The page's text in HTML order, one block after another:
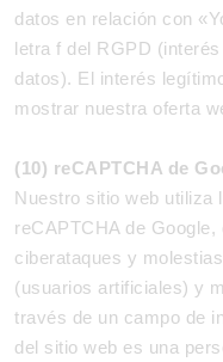
datos en relación con
letra f del RGPD
datos). El interés
mostrar nuestra oferta
(10) reCAPTCHA de
Nuestro sitio web utiliza
reCAPTCHA de
ciberataques y
(usuarios artificiales) y
través de un campo de
del sitio web es una